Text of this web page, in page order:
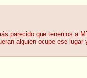
parecido que tenemos
alguien ocupe ese lugar